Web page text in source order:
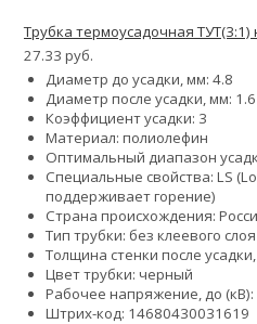
Трубка термоусадочная ТУТ(3:1)
27.33 руб.
Диаметр до усадки, мм: 4.8
Диаметр после усадки, мм: 1.6
Коэффициент усадки: 3
Материал: полиолефин
Оптимальный диапазон
Специальные свойства: LS
поддерживает горение)
Страна происхождения:
Тип трубки: без клеевого слоя
Толщина стенки после
Цвет трубки: черный
Рабочее напряжение, до (кВ):
Штрих-код: 14680430031619